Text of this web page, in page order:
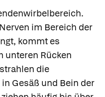
.
im Bereich der
kommt es
unteren Rücken
die
Gesäß und Bein der